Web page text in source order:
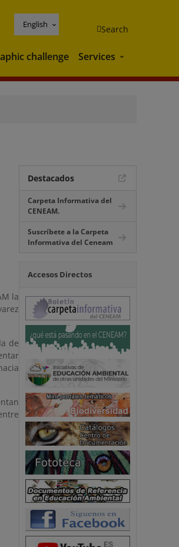
English Search
challenge Services Services
la
de
Destacados
Carpeta Informativa del
CENEAM.
Suscríbete a la Carpeta
Informativa del Ceneam
Accesos Directos